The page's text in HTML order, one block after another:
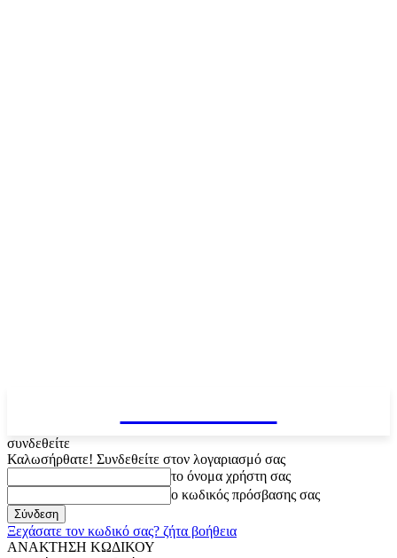
συνδεθείτε
Καλωσήρθατε! Συνδεθείτε στον λογαριασμό σας
το όνομα χρήστη σας
ο κωδικός πρόσβασης σας
Ξεχάσατε τον κωδικό σας? ζήτα βοήθεια
ΑΝΑΚΤΗΣΗ ΚΩΔΙΚΟΥ